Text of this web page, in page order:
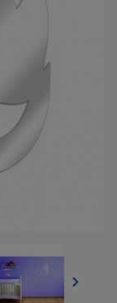
